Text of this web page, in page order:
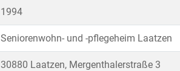
1994
Seniorenwohn- und -pflegeheim Laatzen
30880 Laatzen, Mergenthalerstraße 3